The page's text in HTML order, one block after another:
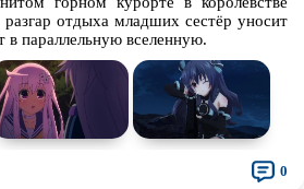
отдыха младших сестёр уносит
в параллельную вселенную.
0